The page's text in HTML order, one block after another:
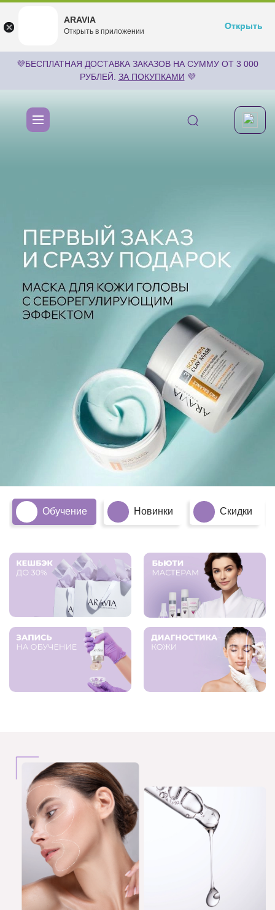
undefined
Бесплатноru.aravia.new
Открыть
💜БЕСПЛАТНАЯ ДОСТАВКА ЗАКАЗОВ НА СУММУ ОТ 3 000
РУБЛЕЙ. ЗА ПОКУПКАМИ 💜
Обучение Новинки Скидки
ARAVIA
Открыть в приложении
Открыть